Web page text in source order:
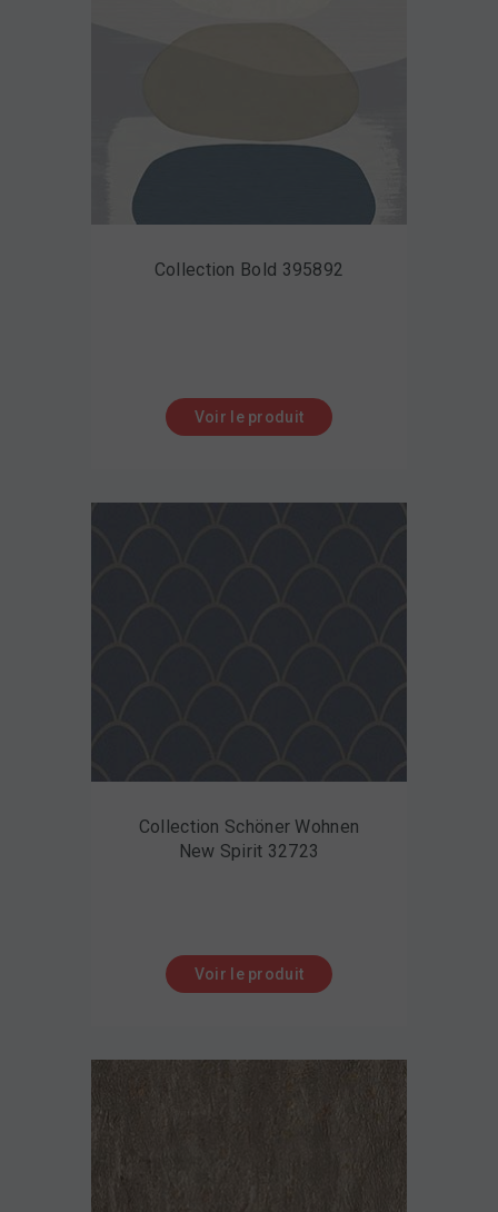
Collection Bold 395892
Voir le produit
Collection Schöner Wohnen
New Spirit 32723
Voir le produit